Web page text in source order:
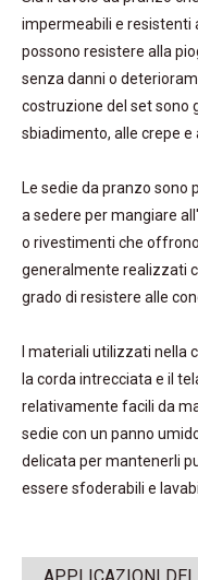
impermeabili e resistenti
possono resistere alla
senza danni o
costruzione del set sono
sbiadimento, alle crepe e
Le sedie da pranzo
a sedere per mangiare
o rivestimenti che
generalmente realizzati
grado di resistere alle
I materiali utilizzati nella
la corda intrecciata e il
relativamente facili da
sedie con un panno
delicata per mantenerli
essere sfoderabili e